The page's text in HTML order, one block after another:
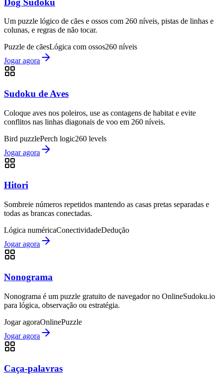
Um puzzle lógico de cães e ossos com 260 níveis, pistas de linhas e
colunas, e regras de não tocar.
Puzzle de cãesLógica com ossos260 níveis
Jogar agora
Sudoku de Aves
Coloque aves nos poleiros, use as contagens de habitat e evite
conflitos nas linhas diagonais de voo em 260 níveis.
Bird puzzlePerch logic260 levels
Jogar agora
Hitori
Sombreie números repetidos mantendo as casas pretas separadas e
todas as brancas conectadas.
Lógica numéricaConectividadeDedução
Jogar agora
Nonograma
Nonograma é um puzzle gratuito de navegador no OnlineSudoku.io
para lógica, observação ou estratégia.
Jogar agoraOnlinePuzzle
Jogar agora
Caça-palavras